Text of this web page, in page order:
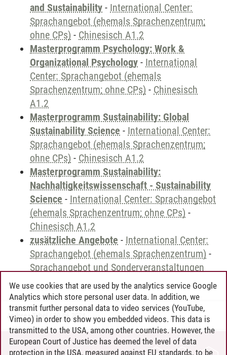
and Sustainability - International Center:
Sprachangebot (ehemals Sprachenzentrum;
ohne CPs) - Chinesisch A1.2
Masterprogramm Psychology: Work &
Organizational Psychology - International
Center: Sprachangebot (ehemals
Sprachenzentrum; ohne CPs) - Chinesisch
A1.2
Masterprogramm Sustainability: Global
Sustainability Science - International Center:
Sprachangebot (ehemals Sprachenzentrum;
ohne CPs) - Chinesisch A1.2
Masterprogramm Sustainability:
Nachhaltigkeitswissenschaft - Sustainability
Science - International Center: Sprachangebot
(ehemals Sprachenzentrum; ohne CPs) -
Chinesisch A1.2
zusätzliche Angebote - International Center:
Sprachangebot (ehemals Sprachenzentrum) -
Sprachangebot und Sonderveranstaltungen
Andreea Tribel 30.06.2024
We use cookies that are used by the analytics service Google
Analytics which store personal user data. In addition, we
transmit further personal data to video services (YouTube,
Vimeo) in order to show you embedded videos. This data is
transmitted to the USA, among other countries. However, the
European Court of Justice has deemed the level of data
protection in the USA, measured against EU standards, to be